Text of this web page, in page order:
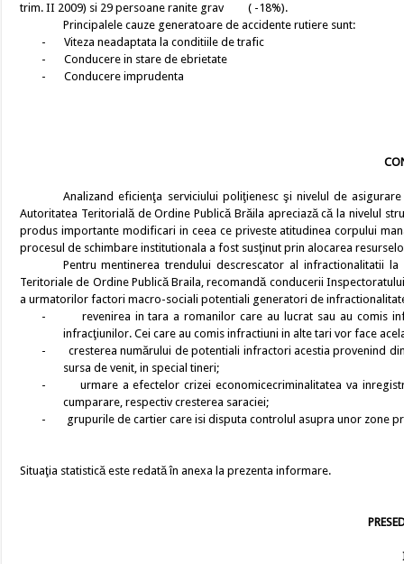
trim. II 2009) si 29 persoane ranite grav ( -18%).
Principalele cauze generatoare de accidente rutiere sunt:
-
Viteza neadaptata la conditiile de trafic
-
Conducere in stare de ebrietate
-
Conducere imprudenta
Analizand eficienţa serviciului poliţienesc şi nivelul de
Autoritatea Teritorială de Ordine Publică Brăila apreciază că la nivelul
produs importante modificari in ceea ce priveste atitudinea corpului
procesul de schimbare institutionala a fost susţinut prin alocarea
Pentru mentinerea trendului descrescator al infractionalitatii
Teritoriale de Ordine Publică Braila, recomandă conducerii
a urmatorilor factori macro-sociali potentiali generatori de
-
revenirea in tara a romanilor care au lucrat sau au comis
infracţiunilor. Cei care au comis infractiuni in alte tari vor face
-
cresterea numărului de potentiali infractori acestia provenind
sursa de venit, in special tineri;
-
urmare a efectelor crizei economicecriminalitatea va
cumparare, respectiv cresterea saraciei;
-
grupurile de cartier care isi disputa controlul asupra unor zone
Situaţia statistică este redată în anexa la prezenta informare.